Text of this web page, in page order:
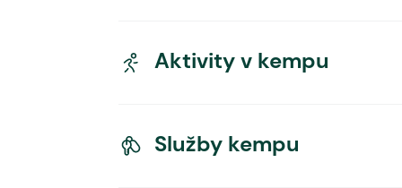
Aktivity v kempu
Služby kempu